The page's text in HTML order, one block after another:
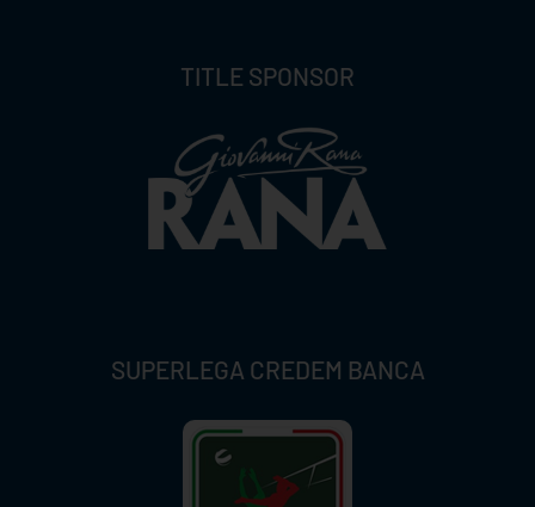
TITLE SPONSOR
SUPERLEGA CREDEM BANCA